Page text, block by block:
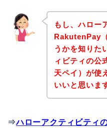
もし、ハロー
RakutenPay
うかを知りた
ィビティの公
天ペイ）が使
いいと思いま
⇒ハローアクティビティ